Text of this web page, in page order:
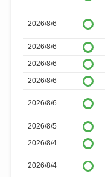
2026/8/6
2026/8/6
2026/8/6
2026/8/6
2026/8/6
2026/8/5
2026/8/4
2026/8/4